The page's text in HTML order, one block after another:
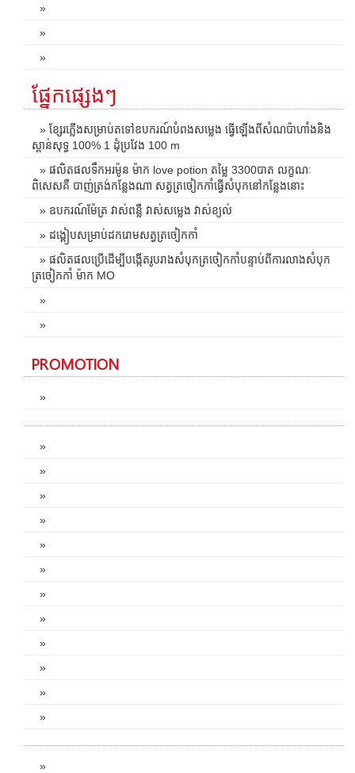
»
»
»
ផ្នែកផ្សេងៗ
» ខ្សែរភ្លើងសម្រាប់តទៅឧបករណ៍បំពងសម្លេង ធ្វើឡើងពីសំណប៉ាហាំងនិង
ស្ពាន់សុទ្ធ 100% 1 ដុំប្រវែង 100 m
» ផលិតផលទឹកអរម៉ូន ម៉ាក love potion តម្លៃ 3300បាត លក្ខណៈ
ពិសេសគឺ បាញ់ត្រង់កន្លែងណា សត្វត្រចៀកកាំធ្វើសំបុកនៅកន្លែងនោះ
» ឧបករណ៍ម៉ែត្រ វាស់ពន្លឺ វាស់សម្លេង វាស់ខ្យល់
» ដង្គៀបសម្រាប់ដករោមសត្វត្រចៀកកាំ
» ផលិតផលប្រើដើម្បីបង្កើតរូបរាងសំបុកត្រចៀកកាំបន្ទាប់ពីការលាងសំបុក
ត្រចៀកកាំ ម៉ាក MO
»
»
PROMOTION
»
»
»
»
»
»
»
»
»
»
»
»
»
»